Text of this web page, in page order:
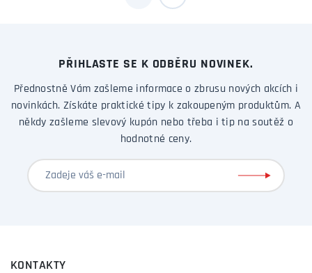
PŘIHLASTE SE K ODBĚRU NOVINEK.
Přednostně Vám zašleme informace o zbrusu nových akcích i
novinkách. Získáte praktické tipy k zakoupeným produktům. A
někdy zašleme slevový kupón nebo třeba i tip na soutěž o
hodnotné ceny.
KONTAKTY